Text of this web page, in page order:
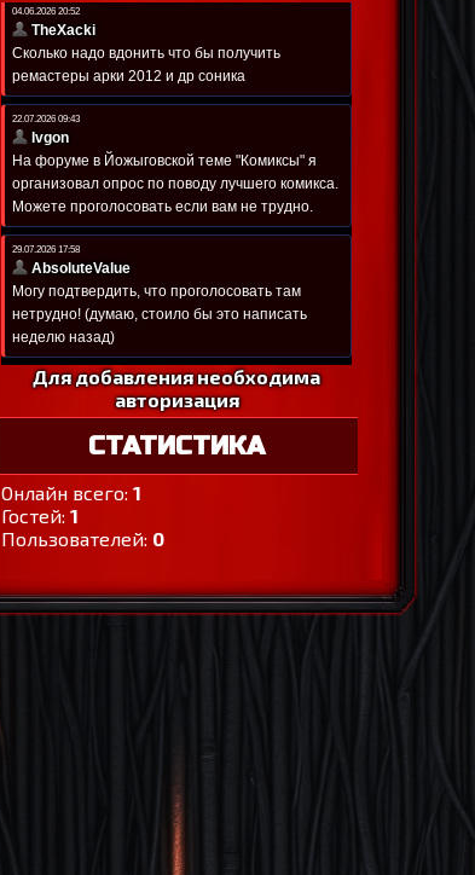
Для добавления необходима
авторизация
СТАТИСТИКА
Онлайн всего: 1
Гостей: 1
Пользователей: 0